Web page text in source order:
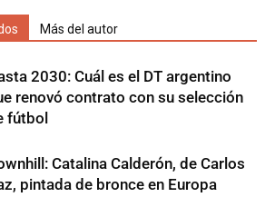
Más del autor
2030: Cuál es el DT argentino
renovó contrato con su selección
fútbol
Catalina Calderón, de Carlos
pintada de bronce en Europa